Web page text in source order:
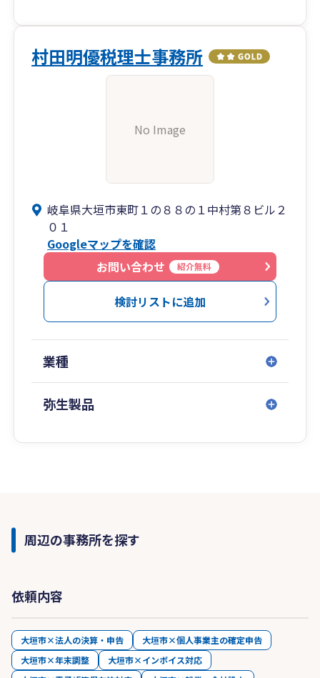
村田明優税理士事務所
No Image
岐阜県大垣市東町１の８８の１中村第８ビル２
０１
Googleマップを確認
お問い合わせ
紹介無料
検討リストに追加
業種
弥生製品
周辺の事務所を探す
依頼内容
大垣市×法人の決算・申告
大垣市×個人事業主の確定申告
大垣市×年末調整
大垣市×インボイス対応